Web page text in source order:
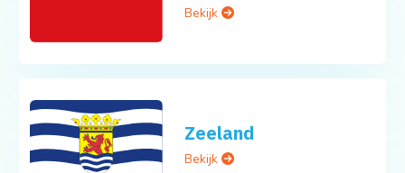
Bekijk
Zeeland
Bekijk